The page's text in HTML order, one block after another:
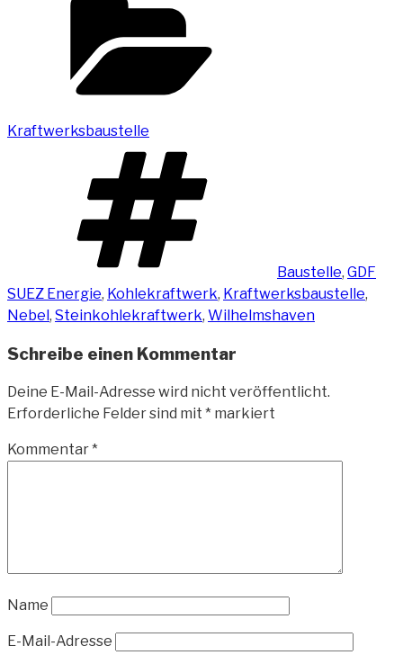
Kraftwerksbaustelle
Baustelle, GDF
SUEZ Energie, Kohlekraftwerk, Kraftwerksbaustelle,
Nebel, Steinkohlekraftwerk, Wilhelmshaven
Schreibe einen Kommentar
Deine E-Mail-Adresse wird nicht veröffentlicht.
Erforderliche Felder sind mit * markiert
Kommentar*
Name
E-Mail-Adresse